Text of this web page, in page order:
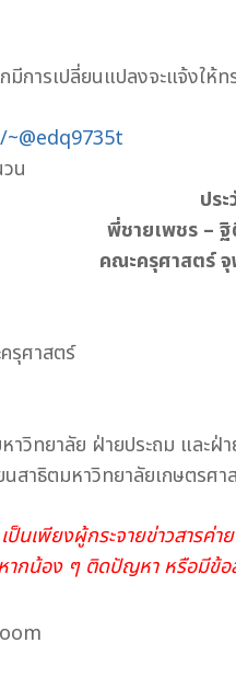
การเปลี่ยนแปลงจะแจ้งให้ท
น
ปร
พี่ชายเพชร –
คณะครุศาสตร์
รุศาสตร์
วิทยาลัย ฝ่ายประถม และฝ่
สาธิตมหาวิทยาลัยเกษตรศา
ป็นเพียงผู้กระจายข่าวสารค่
ากน้อง ๆ ติดปัญหา หรือมีข้อ